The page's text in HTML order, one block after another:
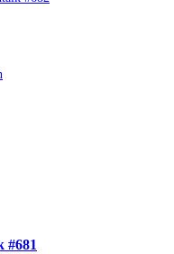
#681